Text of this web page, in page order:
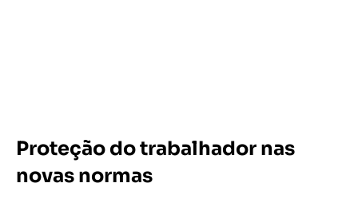
Proteção do trabalhador nas
novas normas